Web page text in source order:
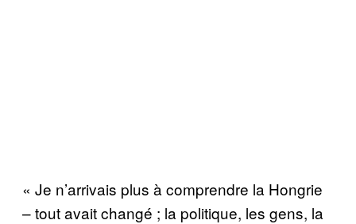
« Je n’arrivais plus à comprendre la Hongrie
– tout avait changé ; la politique, les gens, la